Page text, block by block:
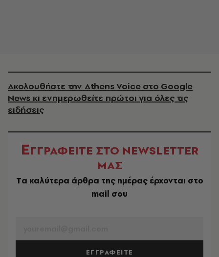
Ακολουθήστε την Athens Voice στο Google
News κι ενημερωθείτε πρώτοι για όλες τις
ειδήσεις
ΕΓΓΡΑΦΕΙΤΕ ΣΤΟ NEWSLETTER
ΜΑΣ
Tα καλύτερα άρθρα της ημέρας έρχονται στο
mail σου
ΕΓΓΡΑΦΕΙΤΕ